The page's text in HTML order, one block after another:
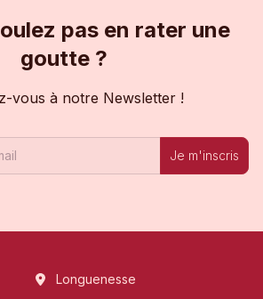
pas en rater une
goutte ?
vous à notre Newsletter !
Je m'inscris
Longuenesse